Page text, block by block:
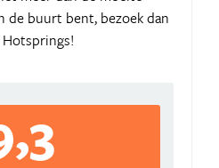
de buurt bent, bezoek dan